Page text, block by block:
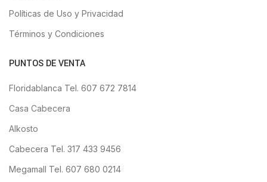
Políticas de Uso y Privacidad
Términos y Condiciones
PUNTOS DE VENTA
Floridablanca Tel. 607 672 7814
Casa Cabecera
Alkosto
Cabecera Tel. 317 433 9456
Megamall Tel. 607 680 0214